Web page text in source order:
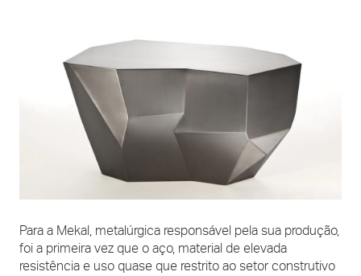
Para a Mekal, metalúrgica responsável pela sua produção,
foi a primeira vez que o aço, material de elevada
resistência e uso quase que restrito ao setor construtivo